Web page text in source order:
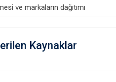
ve markaların dağıtımı
Kaynaklar